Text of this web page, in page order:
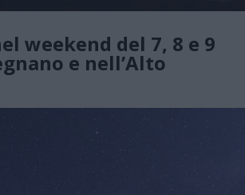
weekend del 7, 8 e 9
e nell’Alto